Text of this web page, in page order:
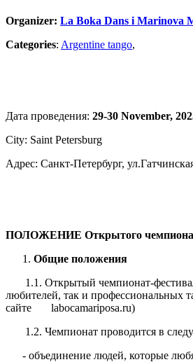
Organizer: La Boka Dans i Marinova
Categories: Argentine tango,
Дата проведения: 29-30 November,
City: Saint Petersburg
Адрес: Санкт-Петербург,
ПОЛОЖЕНИЕ Открытого
Общие положения
1.1. Открытый чемпионат-
любителей, так и профессиональных
сайте labocamariposa.ru)
1.2. Чемпионат проводится в
- объединение людей, которые